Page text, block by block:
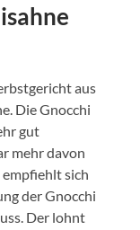
aus
Die Gnocchi
gut
mehr davon
sich
der Gnocchi
Der lohnt